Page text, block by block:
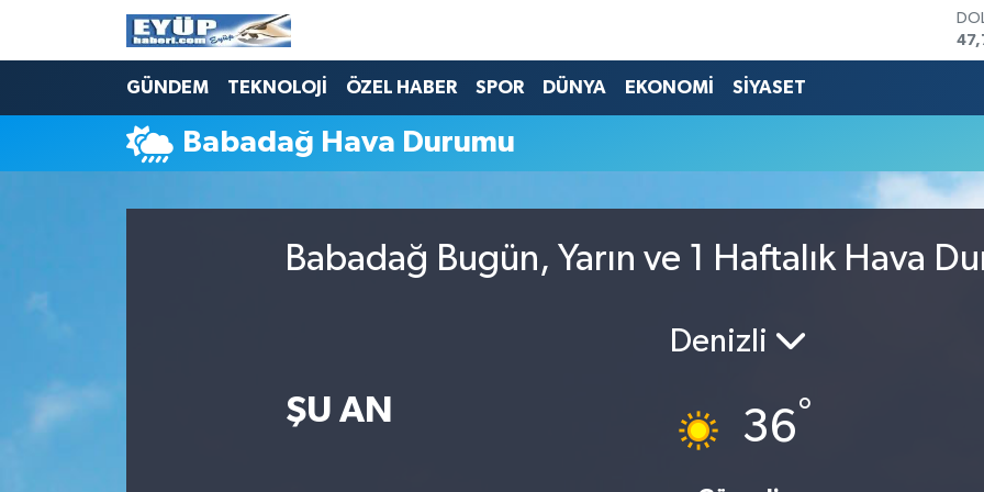
GÜNDEM TEKNOLOJİ ÖZEL HABER SPOR DÜNYA EKONOMİ SİYASET
Babadağ Hava Durumu
Babadağ Bugün, Yarın ve 1 Haftalık Hava
ŞU AN
Denizli
36°